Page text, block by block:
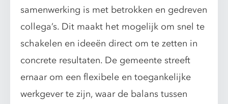
samenwerking is met betrokken en gedreven
collega’s. Dit maakt het mogelijk om snel te
schakelen en ideeën direct om te zetten in
concrete resultaten. De gemeente streeft
ernaar om een flexibele en toegankelijke
werkgever te zijn, waar de balans tussen